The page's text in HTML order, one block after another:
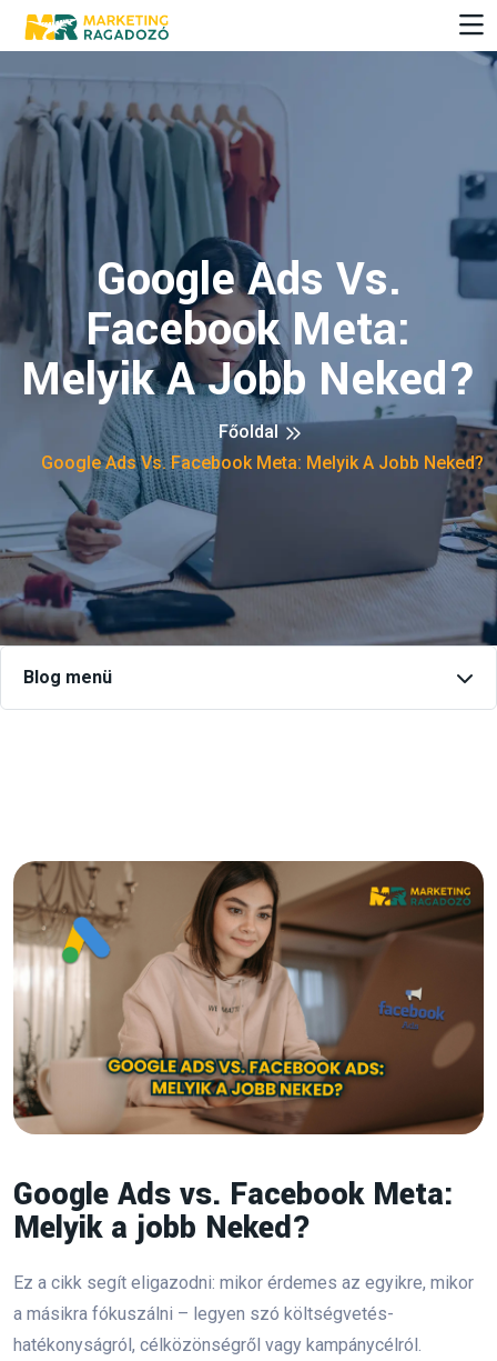
Google Ads Vs.
Facebook Meta:
Melyik A Jobb Neked?
Főoldal
Google Ads Vs. Facebook Meta: Melyik A Jobb Neked?
Blog menü
Kategóriák
Marketing
Stratégia & Branding (2)
SEO & Tartalom (7)
PPC & Hirdetések
Eszközök & Automatizálás (3)
Social Media & Influencer
Google Ads vs. Facebook Meta:
Melyik a jobb Neked?
Ez a cikk segít eligazodni: mikor érdemes az egyikre, mikor
a másikra fókuszálni – legyen szó költségvetés-
hatékonyságról, célközönségről vagy kampánycélról.